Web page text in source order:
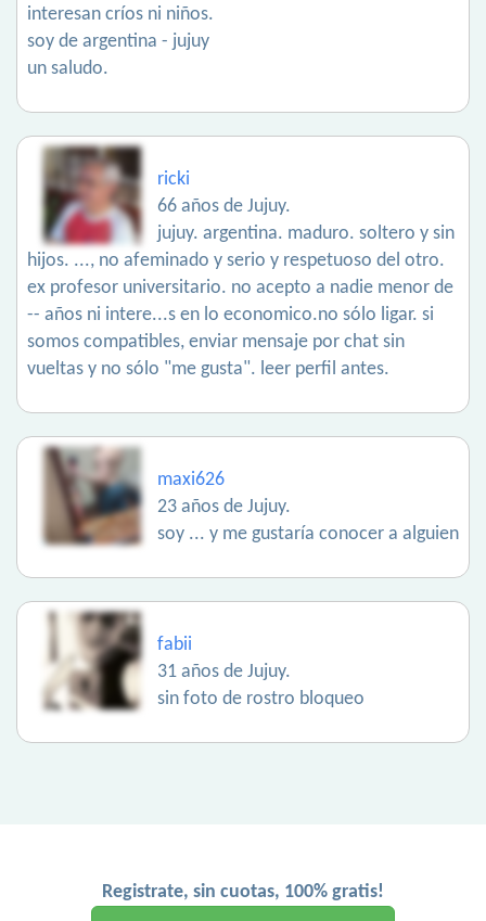
interesan críos ni niños.
soy de argentina - jujuy
un saludo.
ricki
66 años de Jujuy.
jujuy. argentina. maduro. soltero y sin
hijos. ..., no afeminado y serio y respetuoso del otro.
ex profesor universitario. no acepto a nadie menor de
-- años ni intere...s en lo economico.no sólo ligar. si
somos compatibles, enviar mensaje por chat sin
vueltas y no sólo "me gusta". leer perfil antes.
maxi626
23 años de Jujuy.
soy ... y me gustaría conocer a alguien
fabii
31 años de Jujuy.
sin foto de rostro bloqueo
Registrate, sin cuotas, 100% gratis!